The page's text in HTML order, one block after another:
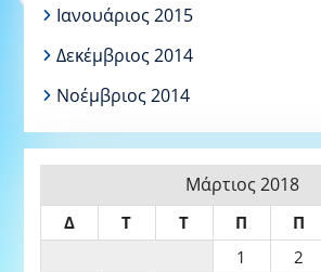
Ιανουάριος 2015
Δεκέμβριος 2014
Νοέμβριος 2014
Μάρτιος 2018
Δ Τ Τ Π Π
1
2